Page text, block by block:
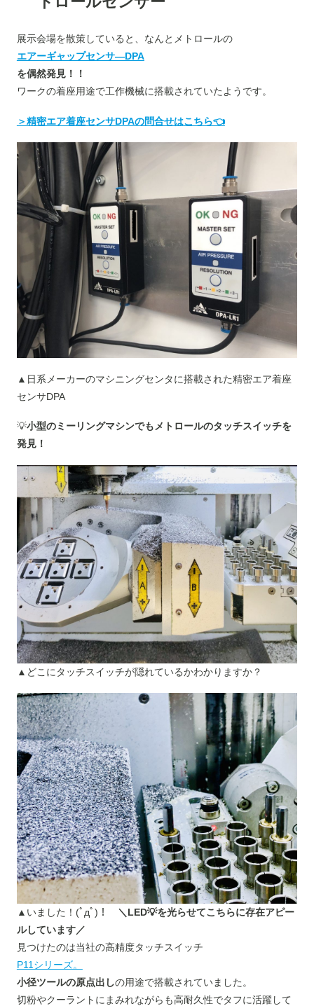
展示会場を散策していると、なんとメトロールの
エアーギャップセンサ―DPA
を偶然発見！！
ワークの着座用途で工作機械に搭載されていたようです。
＞精密エア着座センサDPAの問合せはこちら👈
▲日系メーカーのマシニングセンタに搭載された精密エア着座
センサDPA
💡小型のミーリングマシンでもメトロールのタッチスイッチを
発見！
▲どこにタッチスイッチが隠れているかわかりますか？
▲いました！(ﾟдﾟ)！ ＼LED💡を光らせてこちらに存在アピー
ルしています／
見つけたのは当社の高精度タッチスイッチ
P11シリーズ。
小径ツールの原点出しの用途で搭載されていました。
切粉やクーラントにまみれながらも高耐久性でタフに活躍して